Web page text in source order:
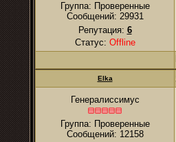
Группа: Проверенные
Сообщений: 29931
Репутация: 6
Статус: Offline
Elka
Генералиссимус
Группа: Проверенные
Сообщений: 12158